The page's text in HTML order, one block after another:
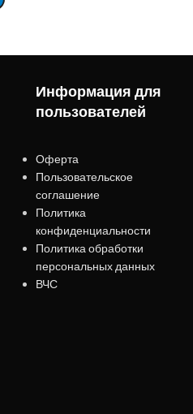
Информация для
пользователей
Оферта
Пользовательское
соглашение
Политика
конфиденциальности
Политика обработки
персональных данных
ВЧС